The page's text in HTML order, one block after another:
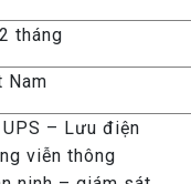
tháng
Nam
– Lưu điện
viễn thông